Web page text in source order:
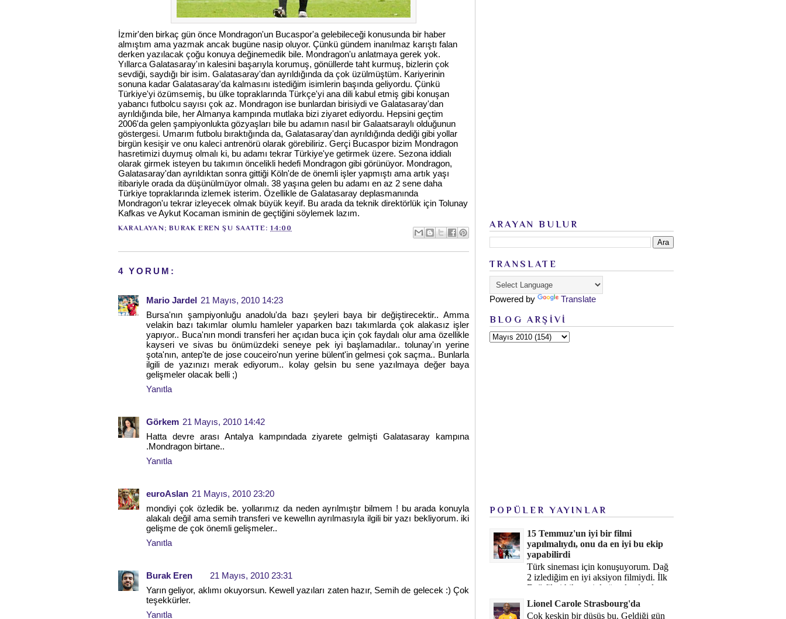
İzmir'den birkaç gün önce Mondragon'un Bucaspor'a gelebileceği konusunda bir haber
almıştım ama yazmak ancak bugüne nasip oluyor. Çünkü gündem inanılmaz karıştı falan
derken yazılacak çoğu konuya değinemedik bile. Mondragon'u anlatmaya gerek yok.
Yıllarca Galatasaray'ın kalesini başarıyla korumuş, gönüllerde taht kurmuş, bizlerin çok
sevdiği, saydığı bir isim. Galatasaray'dan ayrıldığında da çok üzülmüştüm. Kariyerinin
sonuna kadar Galatasaray'da kalmasını istediğim isimlerin başında geliyordu. Çünkü
Türkiye'yi özümsemiş, bu ülke topraklarında Türkçe'yi ana dili kabul etmiş gibi konuşan
yabancı futbolcu sayısı çok az. Mondragon ise bunlardan birisiydi ve Galatasaray'dan
ayrıldığında bile, her Almanya kampında mutlaka bizi ziyaret ediyordu. Hepsini geçtim
2006'da gelen şampiyonlukta gözyaşları bile bu adamın nasıl bir Galaatsaraylı olduğunun
göstergesi. Umarım futbolu bıraktığında da, Galatasaray'dan ayrıldığında dediği gibi yollar
birgün kesişir ve onu kaleci antrenörü olarak görebiliriz. Gerçi Bucaspor bizim Mondragon
hasretimizi duymuş olmalı ki, bu adamı tekrar Türkiye'ye getirmek üzere. Sezona iddialı
olarak girmek isteyen bu takımın öncelikli hedefi Mondragon gibi görünüyor. Mondragon,
Galatasaray'dan ayrıldıktan sonra gittiği Köln'de de önemli işler yapmıştı ama artık yaşı
itibariyle orada da düşünülmüyor olmalı. 38 yaşına gelen bu adamı en az 2 sene daha
Türkiye topraklarında izlemek isterim. Özellikle de Galatasaray deplasmanında
Mondragon'u tekrar izleyecek olmak büyük keyif. Bu arada da teknik direktörlük için Tolunay
Kafkas ve Aykut Kocaman isminin de geçtiğini söylemek lazım.
KARALAYAN;BURAK EREN ŞU SAATTE:14:00
4 YORUM:
Mario Jardel 21 Mayıs, 2010 14:23
Bursa'nın şampiyonluğu anadolu'da bazı şeyleri baya bir değiştirecektir.. Amma
velakin bazı takımlar olumlu hamleler yaparken bazı takımlarda çok alakasız işler
yapıyor.. Buca'nın mondi transferi her açıdan buca için çok faydalı olur ama özellikle
kayseri ve sivas bu önümüzdeki seneye pek iyi başlamadılar.. tolunay'ın yerine
şota'nın, antep'te de jose couceiro'nun yerine bülent'in gelmesi çok saçma.. Bunlarla
ilgili de yazınızı merak ediyorum.. kolay gelsin bu sene yazılmaya değer baya
gelişmeler olacak belli ;)
Yanıtla
Görkem 21 Mayıs, 2010 14:42
Hatta devre arası Antalya kampındada ziyarete gelmişti Galatasaray kampına
.Mondragon birtane..
Yanıtla
euroAslan 21 Mayıs, 2010 23:20
mondiyi çok özledik be. yollarımız da neden ayrılmıştır bilmem ! bu arada konuyla
alakalı değil ama semih transferi ve kewellın ayrılmasıyla ilgili bir yazı bekliyorum. iki
gelişme de çok önemli gelişmeler..
Yanıtla
Burak Eren
21 Mayıs, 2010 23:31
Yarın geliyor, aklımı okuyorsun. Kewell yazıları zaten hazır, Semih de gelecek :) Çok
teşekkürler.
Yanıtla
ARAYAN BULUR
TRANSLATE
Powered by Translate
BLOG ARŞİVİ
POPÜLER YAYINLAR
15 Temmuz'un iyi bir filmi
yapılmalıydı, onu da en iyi bu ekip
yapabilirdi
Türk sineması için konuşuyorum. Dağ
2 izlediğim en iyi aksiyon filmiydi. İlk
Dağ filmi hikayesiyle ön plandaydı,
Dağ 2 ise belki o hika...
Lionel Carole Strasbourg'da
Çok keskin bir düşüş bu. Geldiği gün